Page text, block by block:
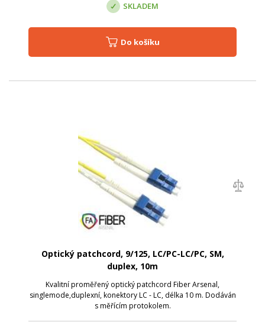
SKLADEM
Do košíku
Optický patchcord, 9/125, LC/PC-LC/PC, SM,
duplex, 10m
Kvalitní proměřený optický patchcord Fiber Arsenal,
singlemode,duplexní, konektory LC - LC, délka 10 m. Dodáván
s měřícím protokolem.